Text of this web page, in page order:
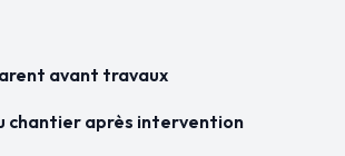
avant travaux
chantier après intervention